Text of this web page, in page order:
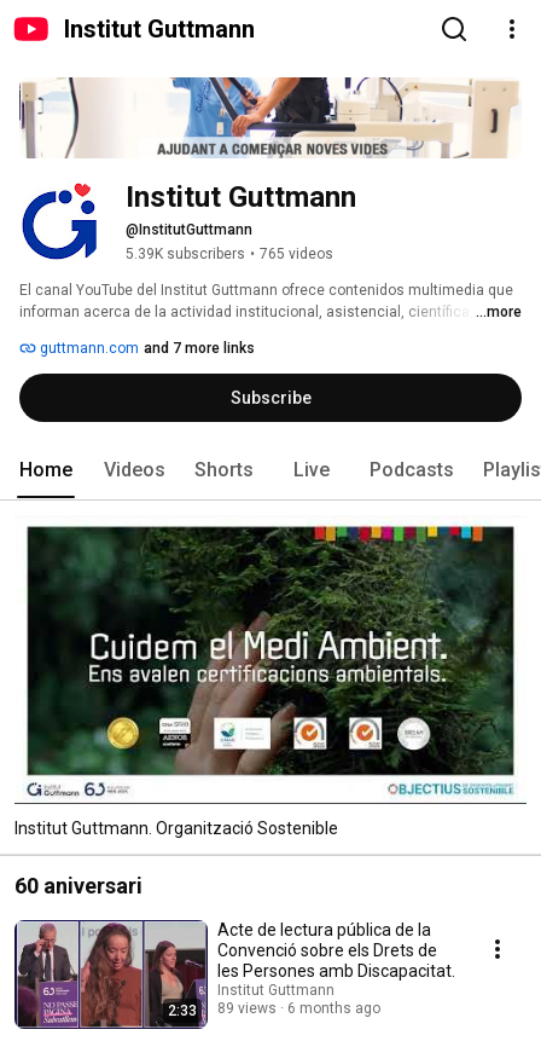
Institut Guttmann
Institut Guttmann
@InstitutGuttmann
5.39K subscribers • 765 videos
El canal YouTube del Institut Guttmann ofrece contenidos multimedia que
informan acerca de la actividad institucional, asistencial, científica,
...more
guttmann.com and 7 more links
Subscribe
Home Videos Shorts Live Podcasts
Institut Guttmann. Organització Sostenible
60 aniversari
2:33
Acte de lectura pública de la
Convenció sobre els Drets de
les Persones amb Discapacitat.
Institut Guttmann
89 views
6 months ago